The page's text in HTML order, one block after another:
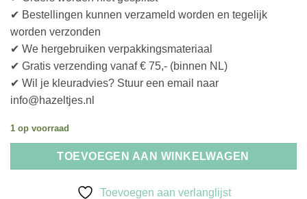
✔ Bestellingen kunnen verzameld worden en tegelijk
worden verzonden
✔ We hergebruiken verpakkingsmateriaal
✔ Gratis verzending vanaf € 75,- (binnen NL)
✔ Wil je kleuradvies? Stuur een email naar
info@hazeltjes.nl
1 op voorraad
TOEVOEGEN AAN WINKELWAGEN
Toevoegen aan verlanglijst